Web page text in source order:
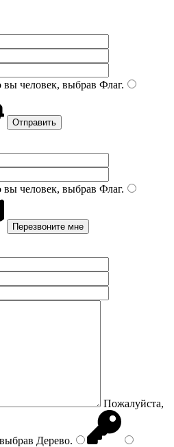
человек, выбрав Флаг.
человек, выбрав Флаг.
Пожалуйста,
Дерево.